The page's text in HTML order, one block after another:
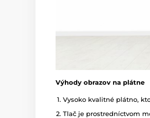
Výhody obrazov na plátne
Vysoko kvalitné plátno,
Tlač je prostredníctvom